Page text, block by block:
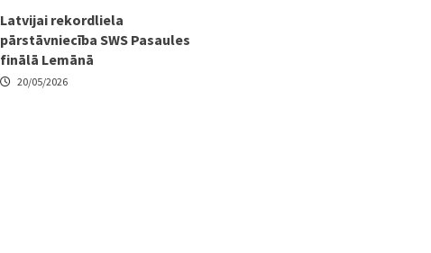
Latvijai rekordliela
pārstāvniecība SWS Pasaules
finālā Lemānā
20/05/2026